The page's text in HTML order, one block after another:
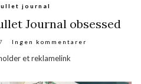
journal
Journal obsessed
Ingen kommentarer
et reklamelink